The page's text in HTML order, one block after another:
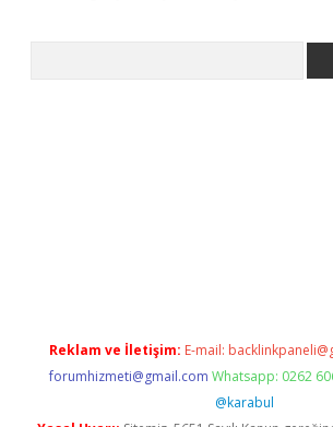
Reklam ve İletişim: E-mail:
forumhizmeti@gmail.com Whatsapp: 0262
@karabul